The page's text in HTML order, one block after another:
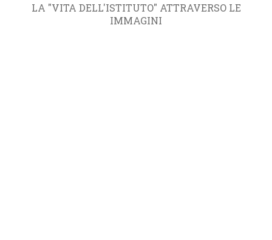
LA "VITA DELL'ISTITUTO" ATTRAVERSO LE
IMMAGINI